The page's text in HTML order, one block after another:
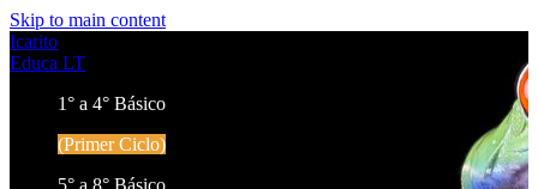
Skip to main content
Icarito
Educa LT
1° a 4° Básico
(Primer Ciclo)
5° a 8° Básico